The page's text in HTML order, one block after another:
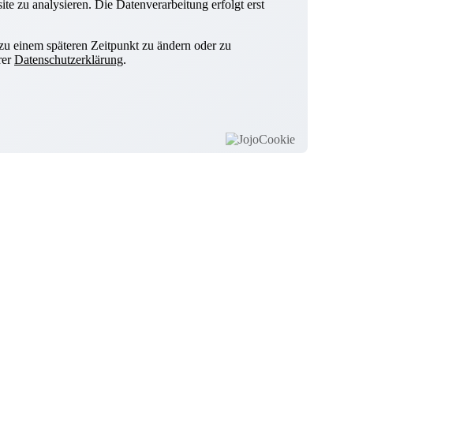
zu analysieren. Die Datenverarbeitung erfolgt erst
einem späteren Zeitpunkt zu ändern oder zu
Datenschutzerklärung.